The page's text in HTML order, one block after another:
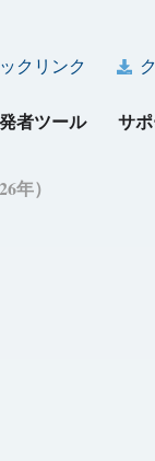
クリンク
者ツール サ
年）